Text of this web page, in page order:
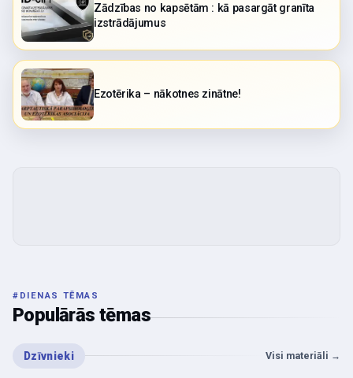
Zādzības no kapsētām : kā pasargāt granīta
izstrādājumus
Ezotērika – nākotnes zinātne!
# DIENAS TĒMAS
Populārās tēmas
Dzīvnieki Visi materiāli →